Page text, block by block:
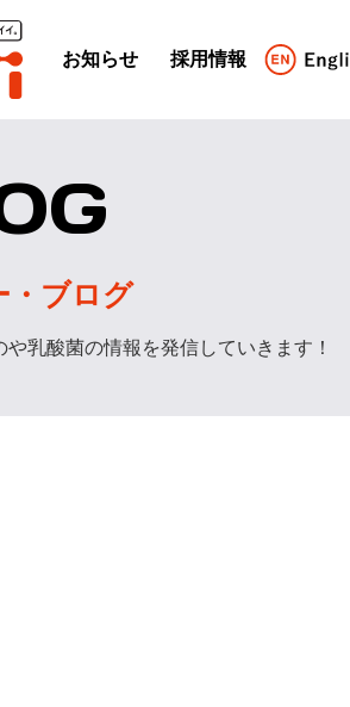
お知らせ 採用情報
・ブログ
乳酸菌の情報を発信していきます！